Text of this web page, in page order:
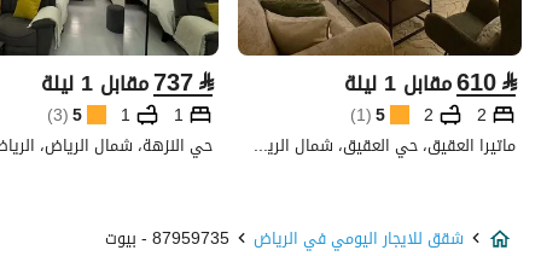
⃁
610مقابل 1 ليلة
2
2
5
(
1
)
ماتيرا العقيق، حي العقيق، شمال الرياض، الرياض
⃁
737مقابل 1 ليلة
1
1
5
(
3
)
حي النزهة، شمال الرياض،
شقق للايجار اليومي في الرياض 87959735 - بيوت